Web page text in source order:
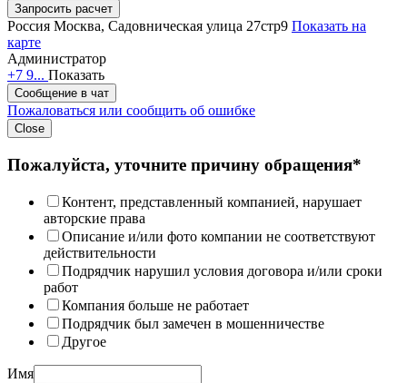
Запросить расчет
Россия Москва, Садовническая улица 27стр9 Показать на
карте
Администратор
+7 9... Показать
Сообщение в чат
Пожаловаться или сообщить об ошибке
Close
Пожалуйста, уточните причину обращения*
Контент, представленный компанией, нарушает
авторские права
Описание и/или фото компании не соответствуют
действительности
Подрядчик нарушил условия договора и/или сроки
работ
Компания больше не работает
Подрядчик был замечен в мошенничестве
Другое
Имя